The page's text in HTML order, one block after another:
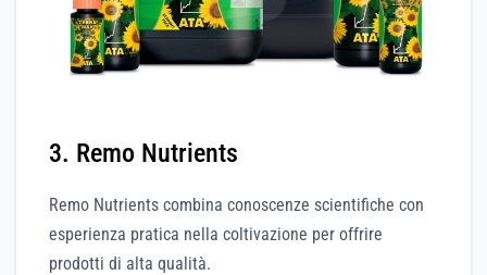
3. Remo Nutrients
Remo Nutrients combina conoscenze scientifiche con
esperienza pratica nella coltivazione per offrire
prodotti di alta qualità.